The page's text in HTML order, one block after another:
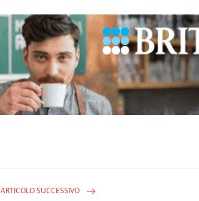
ARTICOLO SUCCESSIVO